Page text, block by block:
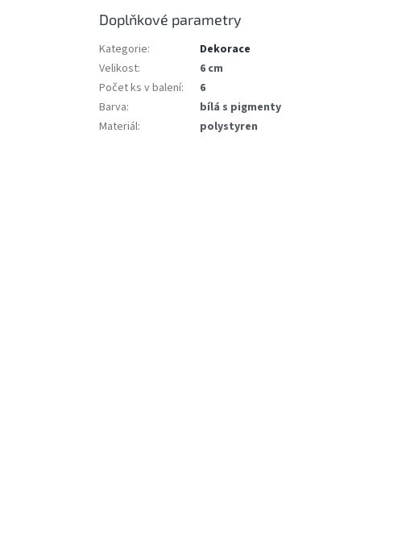
Doplňkové parametry
Kategorie:
Dekorace
Velikost:
6 cm
Počet ks v balení:
6
Barva:
bílá s pigmenty
Materiál: polystyren